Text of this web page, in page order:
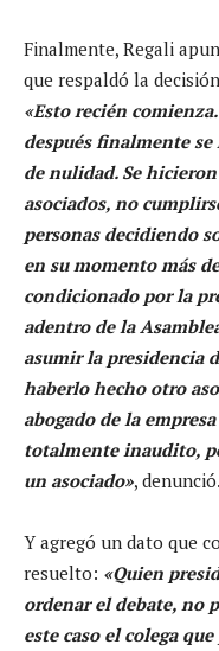
Finalmente, Regali
que respaldó la
«Esto recién
después finalmente
de nulidad. Se
asociados, no
personas decidiendo
en su momento más
condicionado por la
adentro de la
asumir la presidencia
haberlo hecho otro
abogado de la
totalmente inaudito,
un asociado», denunció.
Y agregó un dato que
resuelto: «Quien
ordenar el debate, no
este caso el colega